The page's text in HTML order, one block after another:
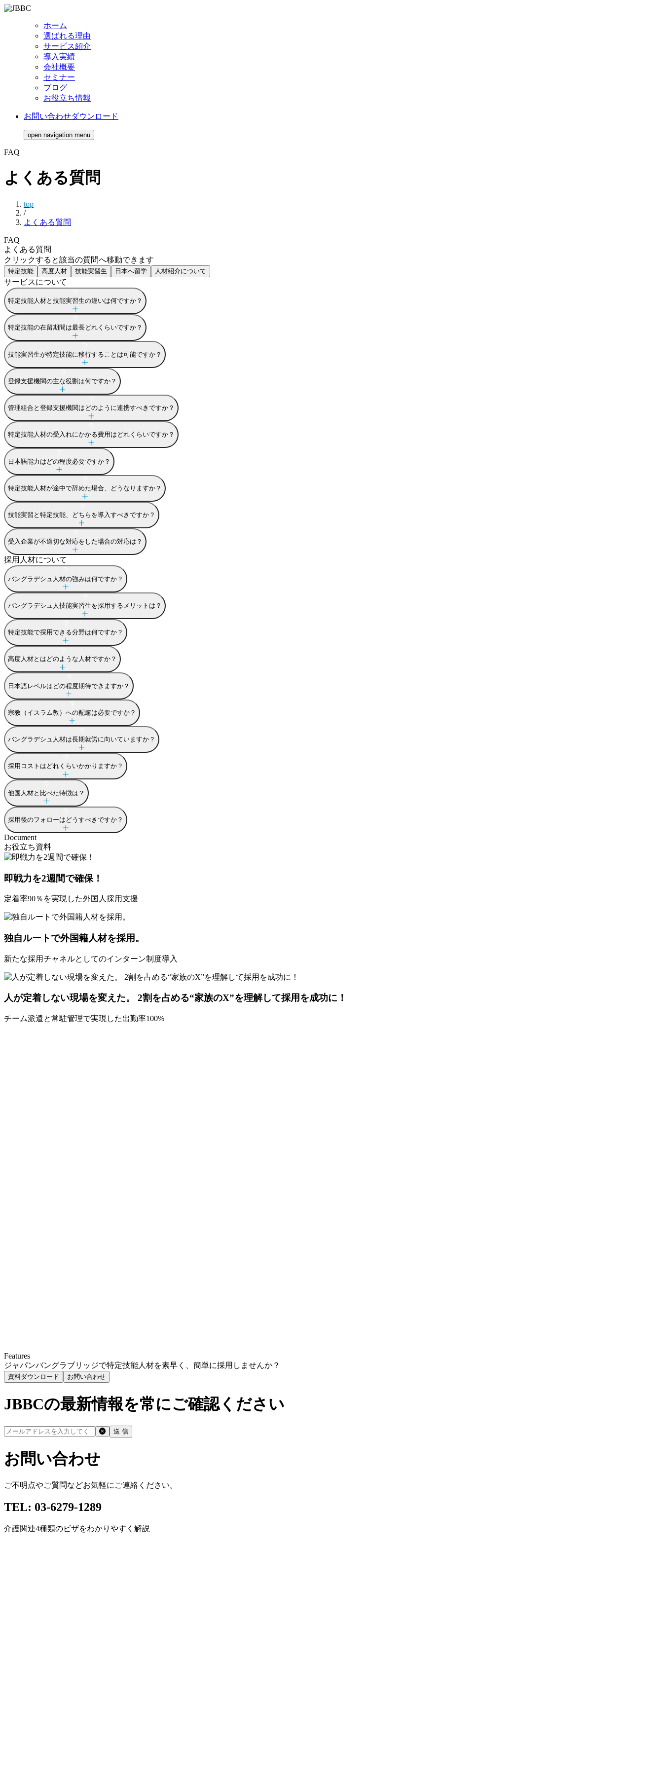
ホーム
選ばれる理由
サービス紹介
導入実績
会社概要
セミナー
ブログ
お役立ち情報
お問い合わせダウンロード
open navigation menu
FAQ
よくある質問
top
/
よくある質問
FAQ
よくある質問
クリックすると該当の質問へ移動できます
特定技能 高度人材 技能実習生 日本へ留学 人材紹介について
サービスについて
特定技能人材と技能実習生の違いは何ですか？
特定技能の在留期間は最長どれくらいですか？
技能実習生が特定技能に移行することは可能ですか？
登録支援機関の主な役割は何ですか？
管理組合と登録支援機関はどのように連携すべきですか？
特定技能人材の受入れにかかる費用はどれくらいですか？
日本語能力はどの程度必要ですか？
特定技能人材が途中で辞めた場合、どうなりますか？
技能実習と特定技能、どちらを導入すべきですか？
受入企業が不適切な対応をした場合の対応は？
採用人材について
バングラデシュ人材の強みは何ですか？
バングラデシュ人技能実習生を採用するメリットは？
特定技能で採用できる分野は何ですか？
高度人材とはどのような人材ですか？
日本語レベルはどの程度期待できますか？
宗教（イスラム教）への配慮は必要ですか？
バングラデシュ人材は長期就労に向いていますか？
採用コストはどれくらいかかりますか？
他国人材と比べた特徴は？
採用後のフォローはどうすべきですか？
Document
お役立ち資料
即戦力を2週間で確保！
定着率90％を実現した外国人採用支援
独自ルートで外国籍人材を採用。
新たな採用チャネルとしてのインターン制度導入
人が定着しない現場を変えた。 2割を占める“家族のX”を理解して採用を成功に！
チーム派遣と常駐管理で実現した出勤率100%
Features
ジャパンバングラブリッジで特定技能人材を素早く、簡単に採用しませんか？
資料ダウンロード お問い合わせ
JBBCの最新情報を常にご確認ください
送 信
お問い合わせ
ご不明点やご質問などお気軽にご連絡ください。
TEL: 03-6279-1289
介護関連4種類のビザをわかりやすく解説